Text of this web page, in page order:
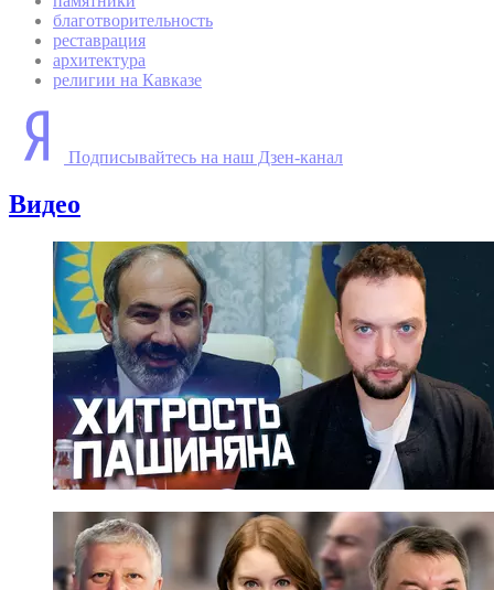
благотворительность
реставрация
архитектура
религии на Кавказе
Подписывайтесь на наш Дзен-канал
Видео